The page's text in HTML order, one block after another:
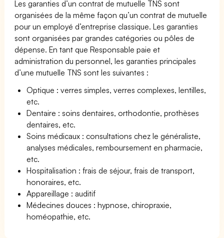
Les garanties d’un contrat de mutuelle TNS sont
organisées de la même façon qu’un contrat de mutuelle
pour un employé d’entreprise classique. Les garanties
sont organisées par grandes catégories ou pôles de
dépense. En tant que Responsable paie et
administration du personnel, les garanties principales
d’une mutuelle TNS sont les suivantes :
Optique : verres simples, verres complexes, lentilles,
etc.
Dentaire : soins dentaires, orthodontie, prothèses
dentaires, etc.
Soins médicaux : consultations chez le généraliste,
analyses médicales, remboursement en pharmacie,
etc.
Hospitalisation : frais de séjour, frais de transport,
honoraires, etc.
Appareillage : auditif
Médecines douces : hypnose, chiropraxie,
homéopathie, etc.